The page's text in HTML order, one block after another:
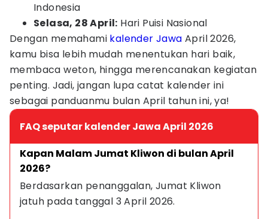
Indonesia
Selasa, 28 April: Hari Puisi Nasional
Dengan memahami kalender Jawa April 2026,
kamu bisa lebih mudah menentukan hari baik,
membaca weton, hingga merencanakan kegiatan
penting. Jadi, jangan lupa catat kalender ini
sebagai panduanmu bulan April tahun ini, ya!
FAQ seputar kalender Jawa April 2026
Kapan Malam Jumat Kliwon di bulan April
2026?
Berdasarkan penanggalan, Jumat Kliwon
jatuh pada tanggal 3 April 2026.